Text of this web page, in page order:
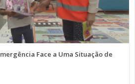
Face a Uma Situação de